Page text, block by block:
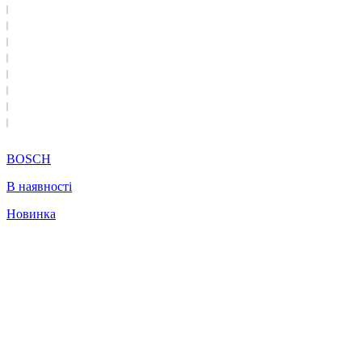
BOSCH
В наявності
Новинка